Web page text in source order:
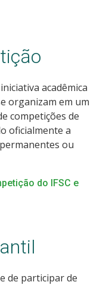
acadêmica
organizam em um
competições de
oficialmente a
ou
do IFSC e
de participar de